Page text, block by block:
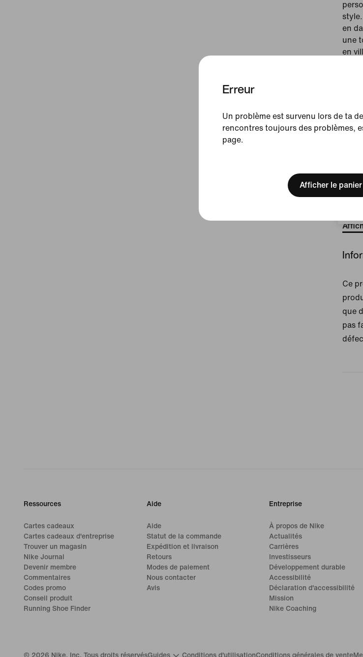
Erreur
Un problème est survenu lors de ta
rencontres toujours des problèmes,
page.
Afficher le panier
en
une
en
sur
vos
De
Ce
que
pas
Ressources
Cartes cadeaux
Cartes cadeaux d'entreprise
Trouver un magasin
Nike Journal
Devenir membre
Commentaires
Codes promo
Conseil produit
Running Shoe Finder
Aide
Aide
Statut de la commande
Expédition et livraison
Retours
Modes de paiement
Nous contacter
Avis
Entreprise
À propos de Nike
Actualités
Carrières
Investisseurs
Développement durable
Accessibilité
Déclaration d'accessibilité
Mission
Nike Coaching
© 2026 Nike, Inc. Tous droits réservésGuides Conditions d'utilisationConditions générales de vente